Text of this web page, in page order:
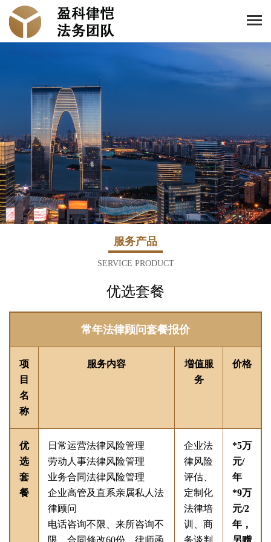
服务产品
SERVICE PRODUCT
优选套餐
常年法律顾问套餐报价
项
目
名
称
服务内容 増值服
务
价格
优
选
套
餐
日常运营法律风险管理
劳动人事法律风险管理
业务合同法律风险管理
企业高管及直系亲属私人法
律顾问
电话咨询不限、来所咨询不
限、合同修改60份、律师函
企业法
律风险
评估、
定制化
法律培
训、商
务谈判
*5万
元/
年
*9万
元/2
年，
另赠